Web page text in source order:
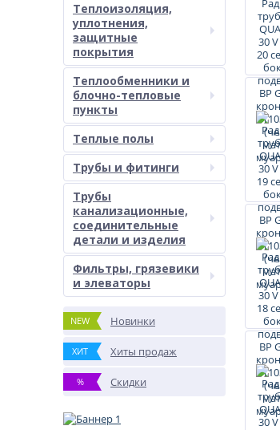
Теплоизоляция,
уплотнения,
защитные
покрытия
Теплообменники и
блочно-тепловые
пункты
Теплые полы
Трубы и фитинги
Трубы
канализационные,
соединительные
детали и изделия
Фильтры, грязевики
и элеваторы
NEW Новинки
ХИТ Хиты продаж
% Скидки